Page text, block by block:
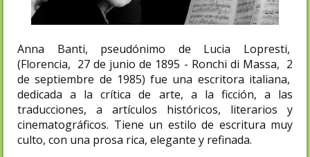
Anna Banti, pseudónimo de Lucia Lopresti,
(Florencia, 27 de junio de 1895 - Ronchi di Massa, 2
de septiembre de 1985) fue una escritora italiana,
dedicada a la crítica de arte, a la ficción, a las
traducciones, a artículos históricos, literarios y
cinematográficos. Tiene un estilo de escritura muy
culto, con una prosa rica, elegante y refinada.